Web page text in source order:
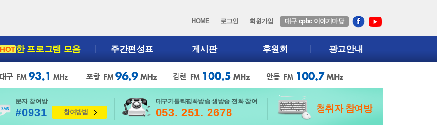
HOME 로그인 회원가입 대구 cpbc 이야기마당
HOT한 프로그램 모음 주간편성표 게시판 후원회 광고안내
문자 참여방
#0931 참여방법
대구가톨릭평화방송 생방송 전화 참여
053. 251. 2678 청취자 참여방